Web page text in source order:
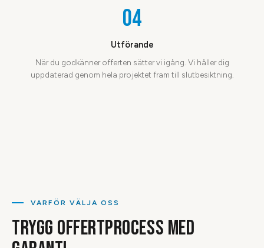
04
Utförande
När du godkänner offerten sätter vi igång. Vi håller dig
uppdaterad genom hela projektet fram till slutbesiktning.
VARFÖR VÄLJA OSS
TRYGG OFFERTPROCESS MED